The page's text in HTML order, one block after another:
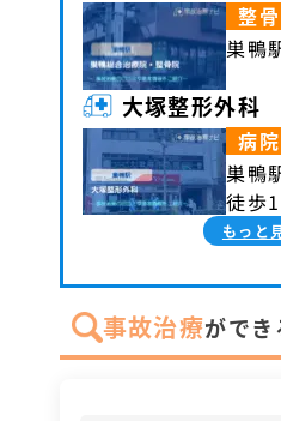
整
巣鴨
大塚整形外科
病
巣鴨
徒歩
もっと
事故治療ができ